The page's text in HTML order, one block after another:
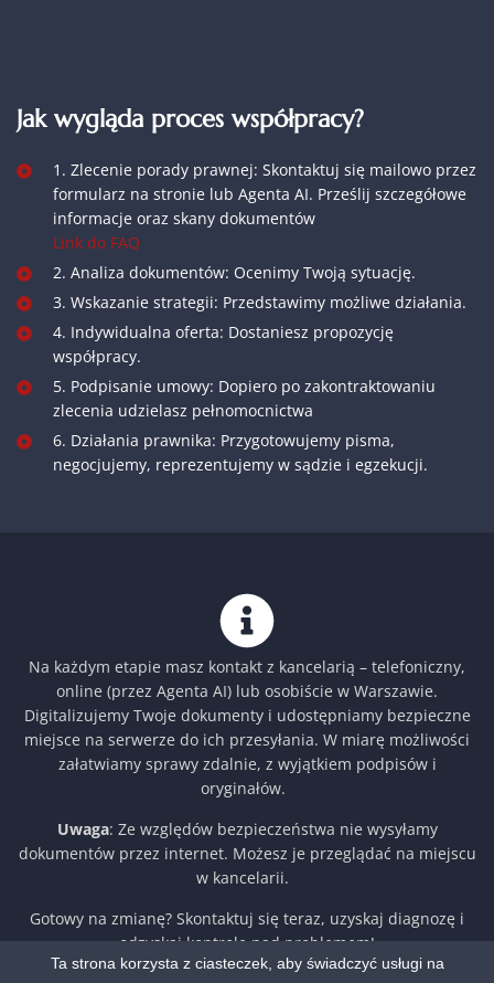
Jak wygląda proces współpracy?
1. Zlecenie porady prawnej: Skontaktuj się mailowo przez
formularz na stronie lub Agenta AI. Prześlij szczegółowe
informacje oraz skany dokumentów
Link do FAQ
2. Analiza dokumentów: Ocenimy Twoją sytuację.
3. Wskazanie strategii: Przedstawimy możliwe działania.
4. Indywidualna oferta: Dostaniesz propozycję
współpracy.
5. Podpisanie umowy: Dopiero po zakontraktowaniu
zlecenia udzielasz pełnomocnictwa
6. Działania prawnika: Przygotowujemy pisma,
negocjujemy, reprezentujemy w sądzie i egzekucji.
Na każdym etapie masz kontakt z kancelarią – telefoniczny,
online (przez Agenta AI) lub osobiście w Warszawie.
Digitalizujemy Twoje dokumenty i udostępniamy bezpieczne
miejsce na serwerze do ich przesyłania. W miarę możliwości
załatwiamy sprawy zdalnie, z wyjątkiem podpisów i
oryginałów.
Uwaga: Ze względów bezpieczeństwa nie wysyłamy
dokumentów przez internet. Możesz je przeglądać na miejscu
w kancelarii.
Gotowy na zmianę? Skontaktuj się teraz, uzyskaj diagnozę i
odzyskaj kontrolę nad problemem!
Ta strona korzysta z ciasteczek, aby świadczyć usługi na